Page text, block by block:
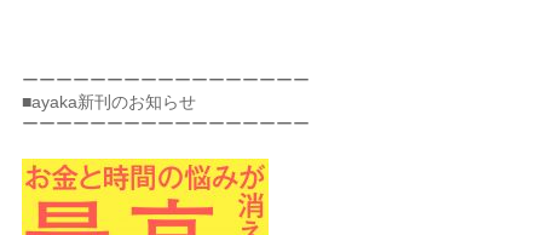
ーーーーーーーーーーーーーーーーー
■ayaka新刊のお知らせ
ーーーーーーーーーーーーーーーーー